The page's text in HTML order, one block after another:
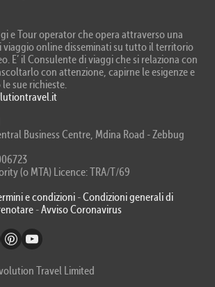
e Tour operator che opera attraverso una
viaggio online disseminati su tutto il territorio
E’ il Consulente di viaggi che si relaziona con
con attenzione, capirne le esigenze e
sue richieste.
Business Centre, Mdina Road - Zebbug
(o MTA) Licence: TRA/T/69
e condizioni -Condizioni generali di
-Avviso Coronavirus
Travel Limited